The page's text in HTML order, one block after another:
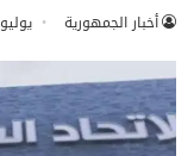
أخبار الجمهورية يوليو 4, 2026